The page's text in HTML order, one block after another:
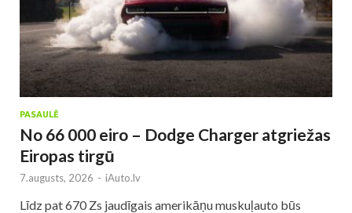
PASAULĒ
No 66 000 eiro – Dodge Charger atgriežas
Eiropas tirgū
7.augusts, 2026 - iAuto.lv
Līdz pat 670 Zs jaudīgais amerikāņu muskuļauto būs